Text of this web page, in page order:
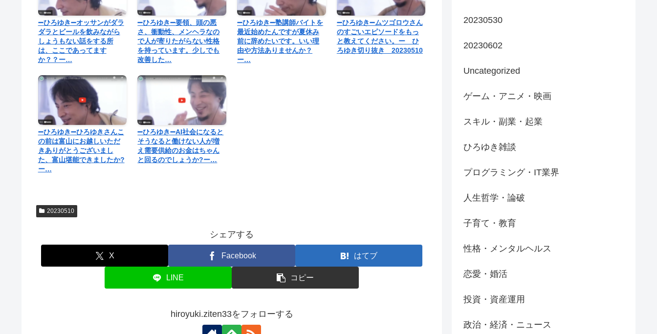
➖ひろゆき➖オッサンがダラ
ダラとビールを飲みながら
しょうもない話をする所
は、ここであってます
か？？ー…
➖ひろゆき➖要領、頭の悪
さ、衝動性、メンヘラなの
で人が寄りたがらない性格
を持っています。少しでも
改善した…
➖ひろゆき➖塾講師バイトを
最近始めたんですが夏休み
前に辞めたいです。いい理
由や方法ありませんか？
ー…
➖ひろゆき➖ムツゴロウさん
のすごいエピソードをもっ
と教えてください。ー ひ
ろゆき切り抜き 20230510
➖ひろゆき➖ひろゆきさんこ
の前は富山にお越しいただ
きありがとうございまし
た、富山堪能できましたか?
ー…
➖ひろゆき➖AI社会になると
そうなると働けない人が増
え需要供給のお金はちゃん
と回るのでしょうか?ー…
20230510
シェアする
X Facebook はてブ
LINE コピー
hiroyuki.ziten33をフォローする
20230530
20230602
Uncategorized
ゲーム・アニメ・映画
スキル・副業・起業
ひろゆき雑談
プログラミング・IT業界
人生哲学・論破
子育て・教育
性格・メンタルヘルス
恋愛・婚活
投資・資産運用
政治・経済・ニュース